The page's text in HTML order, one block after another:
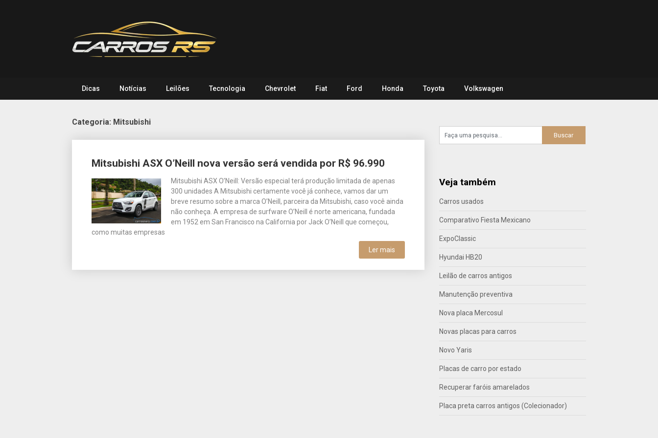
Dicas Notícias Leilões Tecnologia Chevrolet Fiat Ford Honda Toyota Volkswagen
Categoria: Mitsubishi
Mitsubishi ASX O’Neill nova versão será vendida por R$ 96.990
Mitsubishi ASX O’Neill: Versão especial terá produção limitada de apenas
300 unidades A Mitsubishi certamente você já conhece, vamos dar um
breve resumo sobre a marca O’Neill, parceira da Mitsubishi, caso você ainda
não conheça. A empresa de surfware O’Neill é norte americana, fundada
em 1952 em San Francisco na California por Jack O’Neill que começou,
como muitas empresas
Ler mais
navigation
Veja também
Carros usados
Comparativo Fiesta Mexicano
ExpoClassic
Hyundai HB20
Leilão de carros antigos
Manutenção preventiva
Nova placa Mercosul
Novas placas para carros
Novo Yaris
Placas de carro por estado
Recuperar faróis amarelados
Placa preta carros antigos (Colecionador)